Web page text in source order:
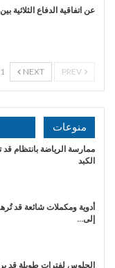
عن اتفاقية الدفاع الثلاثية
NEXT
1 of 531
منوعات
ممارسة الرياضة بانتظام
الكبد
أدوية ومكملات شائعة قد
إلى…
الجلوس لفترات طويلة قد